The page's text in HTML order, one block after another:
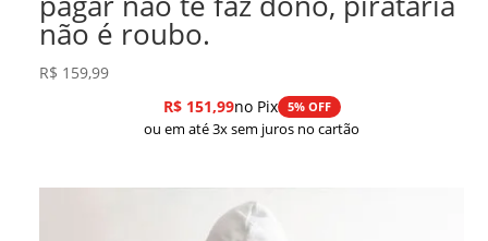
não é roubo.
R$ 159,99
R$151,99no Pix 5% OFF
ou em até 3x sem juros no cartão